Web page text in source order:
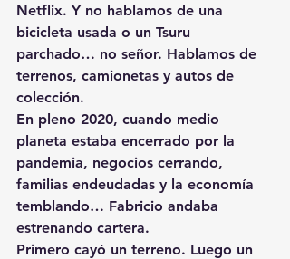
Netflix. Y no hablamos de una
bicicleta usada o un Tsuru
parchado… no señor. Hablamos de
terrenos, camionetas y autos de
colección.
En pleno 2020, cuando medio
planeta estaba encerrado por la
pandemia, negocios cerrando,
familias endeudadas y la economía
temblando… Fabricio andaba
estrenando cartera.
Primero cayó un terreno. Luego un